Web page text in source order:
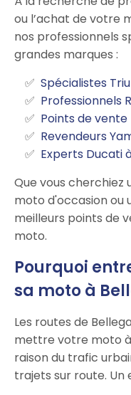
ou l’achat de votre
nos professionnels
grandes marques :
Spécialistes
Professionnels
Points de
Revendeurs
Experts Ducati
Que vous cherchiez
moto d'occasion ou
meilleurs points de
moto.
Pourquoi
sa moto à
Les routes de
mettre votre moto
raison du trafic
trajets sur route.